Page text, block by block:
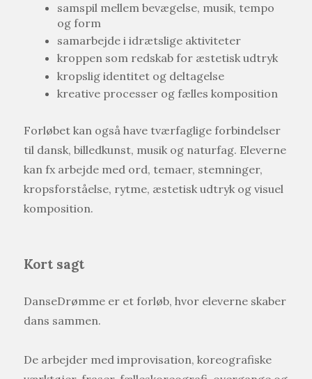
samspil mellem bevægelse, musik, tempo
og form
samarbejde i idrætslige aktiviteter
kroppen som redskab for æstetisk udtryk
kropslig identitet og deltagelse
kreative processer og fælles komposition
Forløbet kan også have tværfaglige forbindelser
til dansk, billedkunst, musik og naturfag. Eleverne
kan fx arbejde med ord, temaer, stemninger,
kropsforståelse, rytme, æstetisk udtryk og visuel
komposition.
Kort sagt
DanseDrømme er et forløb, hvor eleverne skaber
dans sammen.
De arbejder med improvisation, koreografiske